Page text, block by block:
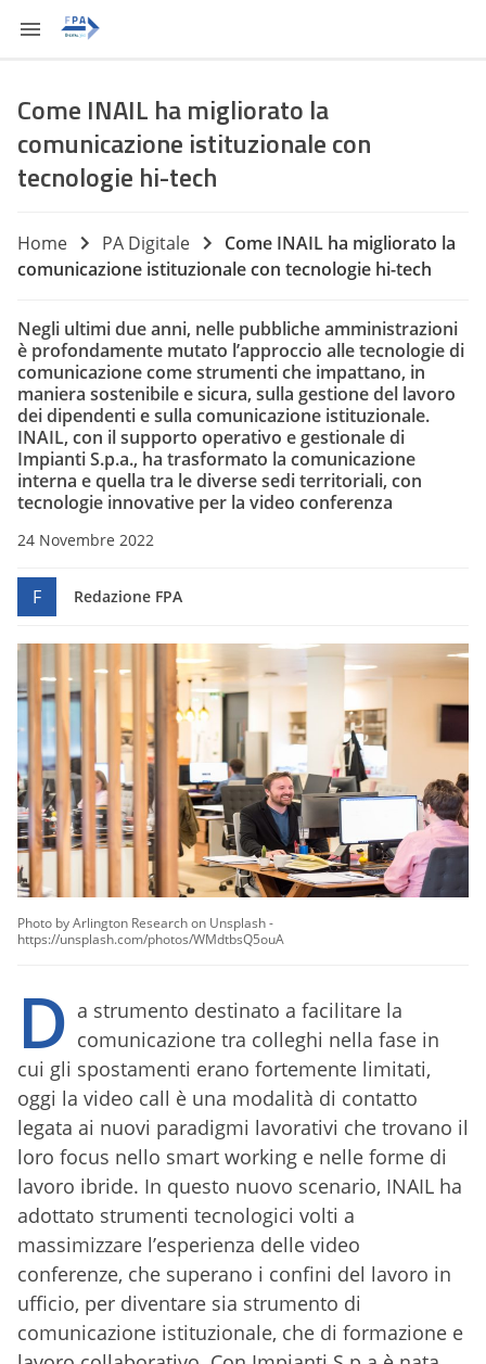
Come INAIL ha migliorato la
comunicazione istituzionale con
tecnologie hi-tech
Home PA Digitale
Come INAIL ha migliorato la
comunicazione istituzionale con tecnologie hi-tech
Negli ultimi due anni, nelle pubbliche amministrazioni
è profondamente mutato l’approccio alle tecnologie di
comunicazione come strumenti che impattano, in
maniera sostenibile e sicura, sulla gestione del lavoro
dei dipendenti e sulla comunicazione istituzionale.
INAIL, con il supporto operativo e gestionale di
Impianti S.p.a., ha trasformato la comunicazione
interna e quella tra le diverse sedi territoriali, con
tecnologie innovative per la video conferenza
24 Novembre 2022
F Redazione FPA
Photo by Arlington Research on Unsplash -
https://unsplash.com/photos/WMdtbsQ5ouA
D a strumento destinato a facilitare la
comunicazione tra colleghi nella fase in
cui gli spostamenti erano fortemente limitati,
oggi la video call è una modalità di contatto
legata ai nuovi paradigmi lavorativi che trovano il
loro focus nello smart working e nelle forme di
lavoro ibride. In questo nuovo scenario, INAIL ha
adottato strumenti tecnologici volti a
massimizzare l’esperienza delle video
conferenze, che superano i confini del lavoro in
ufficio, per diventare sia strumento di
comunicazione istituzionale, che di formazione e